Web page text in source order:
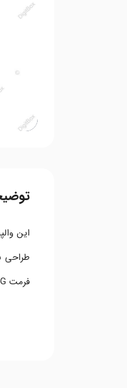
این
طراحی
فرمت JPG با کیفیت بالا برای استفاده شخصی یا تجاری ارائه می‌شود.